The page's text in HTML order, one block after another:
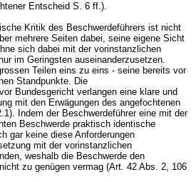
Entscheid S. 6 ff.).
Kritik des Beschwerdeführers ist nicht
mehrere Seiten dabei, seine eigene Sicht
sich dabei mit der vorinstanzlichen
im Geringsten auseinanderzusetzen.
Teilen eins zu eins - seine bereits vor
Standpunkte. Die
Bundesgericht verlangen eine klare und
mit den Erwägungen des angefochtenen
Indem der Beschwerdeführer eine mit der
Beschwerde praktisch identische
gar keine diese Anforderungen
mit der vorinstanzlichen
weshalb die Beschwerde den
zu genügen vermag (Art. 42 Abs. 2, 106